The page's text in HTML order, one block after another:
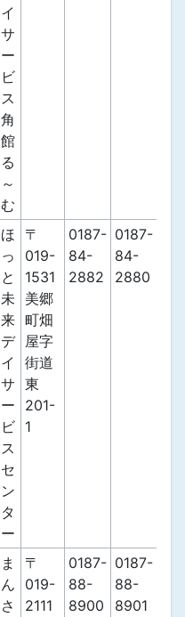
イ
サ
ー
ビ
ス
角
館
る
～
む
ほ
っ
と
未
来
デ
イ
サ
ー
ビ
ス
セ
ン
タ
ー
〒
019-
1531
美郷
町畑
屋字
街道
東
201-
1
0187-
84-
2882
0187-
84-
2880
ま
ん
さ
〒
019-
2111
0187-
88-
8900
0187-
88-
8901